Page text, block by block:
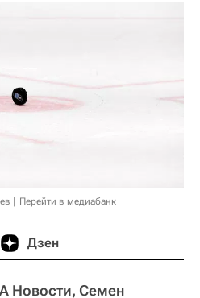
Перейти в медиабанк
Дзен
Новости, Семен